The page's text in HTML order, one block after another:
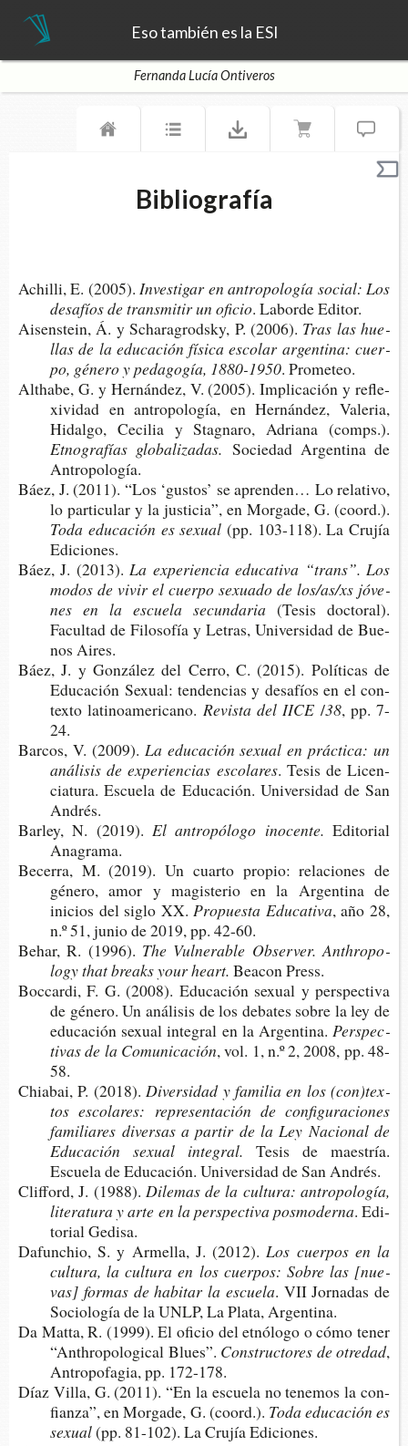
Eso también es la ESI
Fernanda Lucía Ontiveros
Bibliografía
Achi­lli, E. (2005).Inves­ti­gar en antro­po­lo­gía social: Los
desa­fíos de trans­mi­tir un oficio. Labor­de Editor.
Aisens­tein, Á. y Scha­ra­grodsky, P. (2006). Tras las hue­
llas de la edu­ca­ción físi­ca esco­lar argen­ti­na: cuer­
po, géne­ro y peda­go­gía, 1880-1950. Prometeo.
Alt­ha­be, G. y Her­nán­dez, V. (2005). Impli­ca­ción y refle­
xi­vi­dad en antro­po­lo­gía, en Her­nán­dez, Vale­ria,
Hidal­go, Ceci­lia y Stag­na­ro, Adria­na (comps.).
Etno­gra­fías globalizadas. Socie­dad Argen­ti­na de
Antropología.
Báez, J. (2011). “Los ‘gus­tos’ se apren­den… Lo rela­ti­vo,
lo par­ti­cu­lar y la jus­ti­cia”, en Mor­ga­de, G. (coord.).
Toda edu­ca­ción es sexual (pp. 103-​118). La Cru­jía
Ediciones.
Báez, J. (2013).La expe­rien­cia edu­ca­ti­va “trans”. Los
modos de vivir el cuer­po sexua­do de los/as/xs jóve­
nes en la escue­la secundaria(Tesis doc­to­ral).
Facul­tad de Filo­so­fía y Letras, Uni­ver­si­dad de Bue­
nos Aires.
Báez, J. y Gon­zá­lez del Cerro, C. (2015). Polí­ti­cas de
Edu­ca­ción Sexual: ten­den­cias y desa­fíos en el con­
tex­to latinoamericano. Revis­ta del IICE /38, pp. 7-
24.
Bar­cos, V. (2009). La edu­ca­ción sexual en prác­ti­ca: un
aná­li­sis de expe­rien­cias escolares. Tesis de Licen­
cia­tu­ra. Escue­la de Edu­ca­ción. Uni­ver­si­dad de San
Andrés.
Bar­ley, N. (2019). El antro­pó­lo­go inocente. Edi­to­rial
Anagrama.
Bece­rra, M. (2019). Un cuar­to pro­pio: rela­cio­nes de
géne­ro, amor y magis­te­rio en la Argen­ti­na de
inicios del siglo XX.Pro­pues­ta Educativa, año 28,
n.º 51, junio de 2019, pp. 42-60.
Behar, R. (1996). The Vul­ne­ra­ble Observer.Anth­ro­po­
logy that breaks your heart.Bea­con Press.
Boc­car­di, F. G. (2008). Edu­ca­ción sexual y pers­pec­ti­va
de géne­ro. Un aná­li­sis de los deba­tes sobre la ley de
edu­ca­ción sexual inte­gral en la Argentina. Pers­pec­
ti­vas de la Comunicación, vol. 1, n.º 2, 2008, pp. 48-
58.
Chia­bai, P. (2018).Diver­si­dad y fami­lia en los (con)tex­
tos esco­la­res: repre­sen­ta­ción de con­fi­gu­ra­cio­nes
fami­lia­res diver­sas a par­tir de la Ley Nacio­nal de
Edu­ca­ción sexual integral.
Tesis de maes­tría.
Escue­la de Edu­ca­ción. Uni­ver­si­dad de San Andrés.
Clif­ford, J. (1988). Dile­mas de la cul­tu­ra: antro­po­lo­gía,
lite­ra­tu­ra y arte en la pers­pec­ti­va posmoderna. Edi­
to­rial Gedisa.
Dafun­chio, S. y Arme­lla, J. (2012).Los cuer­pos en la
cul­tu­ra, la cul­tu­ra en los cuer­pos: Sobre las [nue­
vas] for­mas de habi­tar la escuela. VII Jor­na­das de
Socio­lo­gía de la UNLP, La Plata, Argentina.
Da Matta, R. (1999). El ofi­cio del etnó­lo­go o cómo tener
“Anth­ro­po­lo­gi­cal Blues”. Cons­truc­to­res de otredad,
Antro­po­fa­gia, pp. 172-178.
Díaz Villa, G. (2011). “En la escue­la no tene­mos la con­
fian­za”, en Mor­ga­de, G. (coord.). Toda edu­ca­ción es
sexual(pp. 81-​102). La Cru­jía Ediciones.